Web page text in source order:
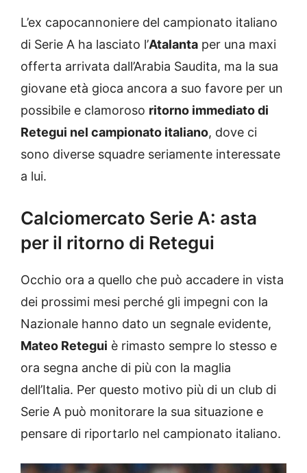
L’ex capocannoniere del campionato italiano
di Serie A ha lasciato l’Atalanta per una maxi
offerta arrivata dall’Arabia Saudita, ma la sua
giovane età gioca ancora a suo favore per un
possibile e clamoroso ritorno immediato di
Retegui nel campionato italiano, dove ci
sono diverse squadre seriamente interessate
a lui.
Calciomercato Serie A: asta
per il ritorno di Retegui
Occhio ora a quello che può accadere in vista
dei prossimi mesi perché gli impegni con la
Nazionale hanno dato un segnale evidente,
Mateo Retegui è rimasto sempre lo stesso e
ora segna anche di più con la maglia
dell’Italia. Per questo motivo più di un club di
Serie A può monitorare la sua situazione e
pensare di riportarlo nel campionato italiano.